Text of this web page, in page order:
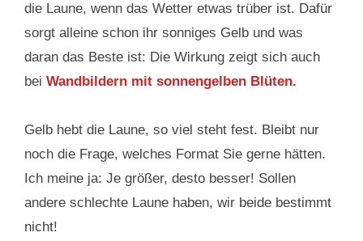
die Laune, wenn das Wetter etwas trüber ist. Dafür
sorgt alleine schon ihr sonniges Gelb und was
daran das Beste ist: Die Wirkung zeigt sich auch
bei Wandbildern mit sonnengelben Blüten.
Gelb hebt die Laune, so viel steht fest. Bleibt nur
noch die Frage, welches Format Sie gerne hätten.
Ich meine ja: Je größer, desto besser! Sollen
andere schlechte Laune haben, wir beide bestimmt
nicht!